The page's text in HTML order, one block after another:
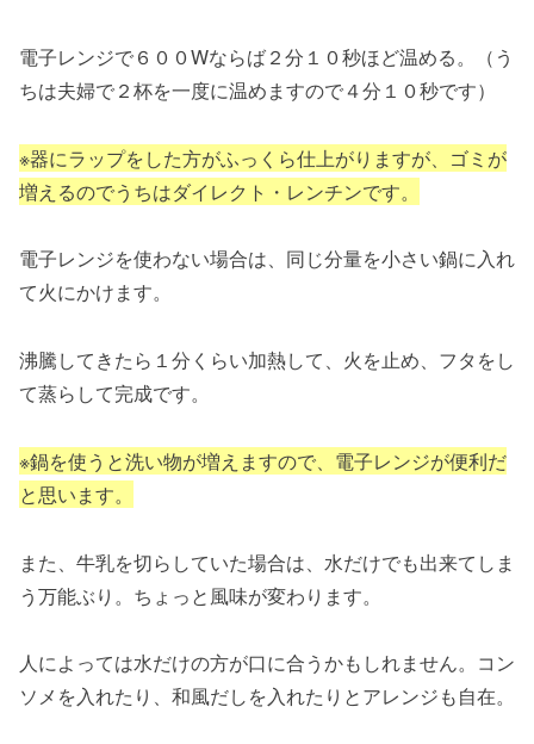
電子レンジで６００Wならば２分１０秒ほど温める。（う
ちは夫婦で２杯を一度に温めますので４分１０秒です）
※器にラップをした方がふっくら仕上がりますが、ゴミが
増えるのでうちはダイレクト・レンチンです。
電子レンジを使わない場合は、同じ分量を小さい鍋に入れ
て火にかけます。
沸騰してきたら１分くらい加熱して、火を止め、フタをし
て蒸らして完成です。
※鍋を使うと洗い物が増えますので、電子レンジが便利だ
と思います。
また、牛乳を切らしていた場合は、水だけでも出来てしま
う万能ぶり。ちょっと風味が変わります。
人によっては水だけの方が口に合うかもしれません。コン
ソメを入れたり、和風だしを入れたりとアレンジも自在。